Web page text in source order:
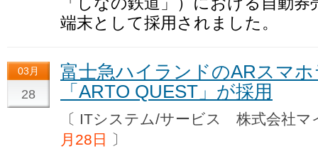
端末として採用されました。
03月
28
富士急ハイランドのARスマ
「ARTO QUEST」が採用
〔 ITシステム/サービス 株式会社
月28日
〕